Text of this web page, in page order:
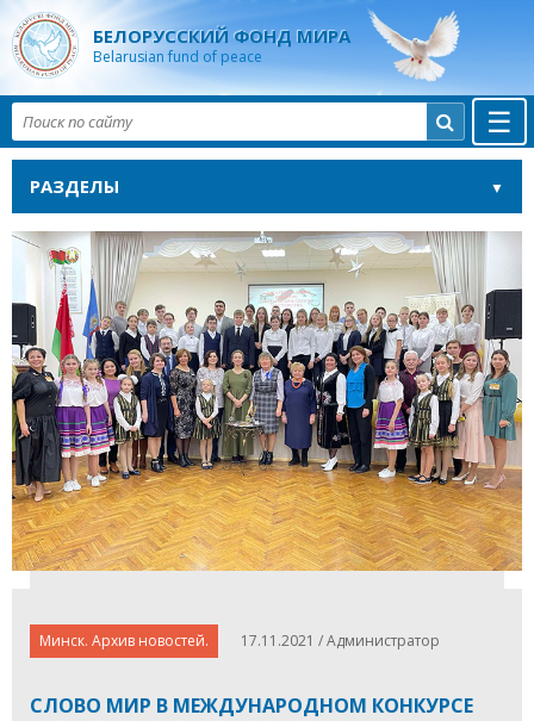
БЕЛОРУССКИЙ ФОНД МИРА
Belarusian fund of peace
☰

РАЗДЕЛЫ
Минск. Архив новостей. 17.11.2021 / Администратор
СЛОВО МИР В МЕЖДУНАРОДНОМ КОНКУРСЕ